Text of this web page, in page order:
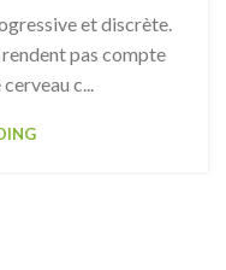
et discrète.
rendent pas compte
c...